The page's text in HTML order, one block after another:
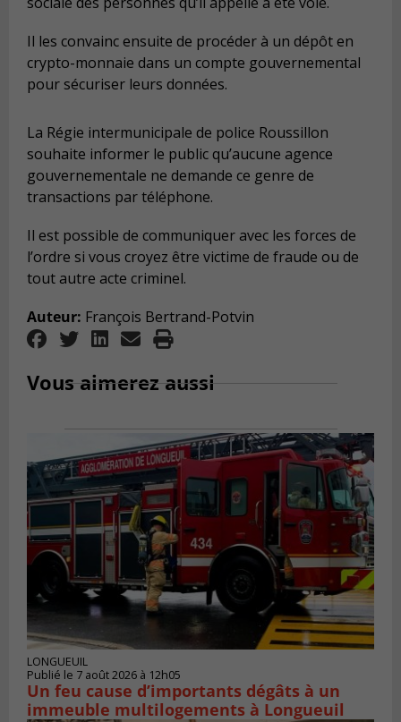
Il les convainc ensuite de procéder à un dépôt en
crypto-monnaie dans un compte gouvernemental
pour sécuriser leurs données.
La Régie intermunicipale de police Roussillon
souhaite informer le public qu’aucune agence
gouvernementale ne demande ce genre de
transactions par téléphone.
Il est possible de communiquer avec les forces de
l’ordre si vous croyez être victime de fraude ou de
tout autre acte criminel.
Auteur: François Bertrand-Potvin
Vous aimerez aussi
LONGUEUIL
Publié le 7 août 2026 à 12h05
Un feu cause d’importants dégâts à un
immeuble multilogements à Longueuil